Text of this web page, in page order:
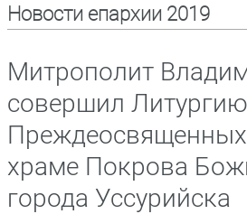
Новости епархии 2019
Митрополит
совершил Литургию
храме Покрова
города Уссурийска